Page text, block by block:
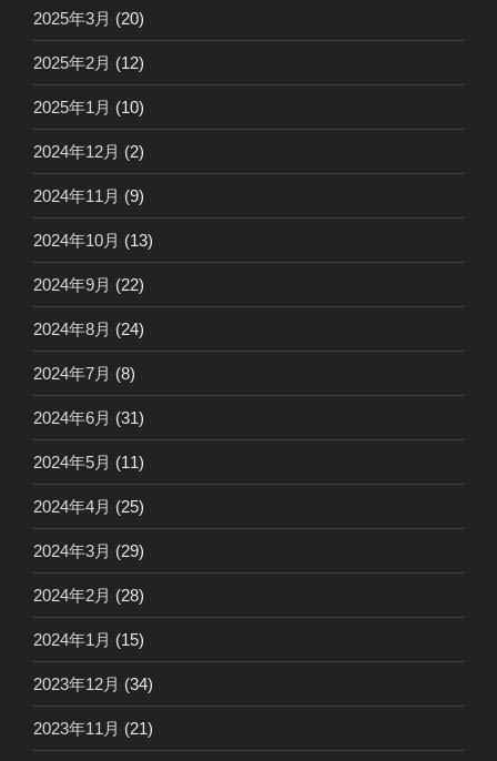
2025年3月 (20)
2025年2月 (12)
2025年1月 (10)
2024年12月 (2)
2024年11月 (9)
2024年10月 (13)
2024年9月 (22)
2024年8月 (24)
2024年7月 (8)
2024年6月 (31)
2024年5月 (11)
2024年4月 (25)
2024年3月 (29)
2024年2月 (28)
2024年1月 (15)
2023年12月 (34)
2023年11月 (21)